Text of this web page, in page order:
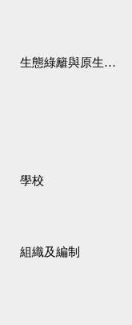
生態綠籬與原生野花植生毯
學校
組織及編制